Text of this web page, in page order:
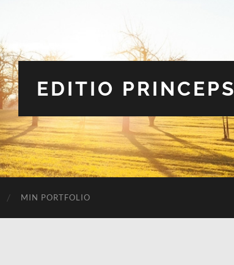
EDITIO PRINCEPS
MIN PORTFOLIO